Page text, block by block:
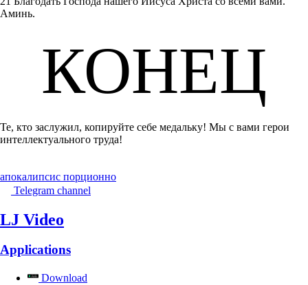
Аминь.
КОНЕЦ
Те, кто заслужил, копируйте себе медальку! Мы с вами герои
интеллектуального труда!
апокалипсис порционно
Telegram channel
LJ Video
Applications
Download